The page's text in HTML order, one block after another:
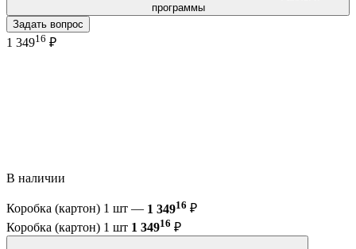
программы
Задать вопрос
1 34916 ₽
В наличии
Коробка (картон) 1 шт — 1 34916 ₽
Коробка (картон) 1 шт 1 34916 ₽